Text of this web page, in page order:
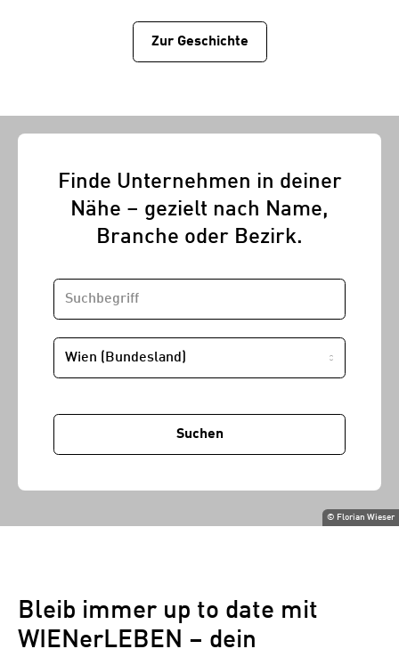
Zur Geschichtе
© Florian Wieser
Finde Unternehmen in deiner
Nähe – gezielt nach Name,
Branche oder Bezirk.
SUCHBEGRIFF
STANDORT
Suchen
Bleib immer up to date mit
WIENerLEBEN – dein